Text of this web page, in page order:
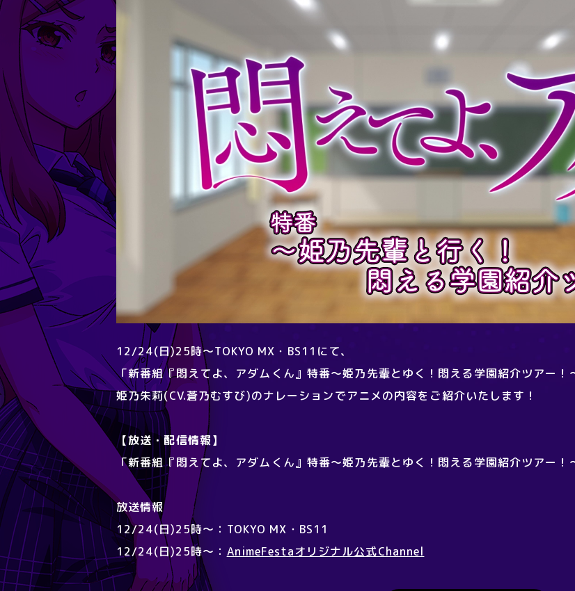
12/24(日)25時～TOKYO MX・BS11にて、
「新番組『悶えてよ、アダムくん』特番～姫乃先輩とゆく！悶える学園紹介ツアー！
姫乃朱莉(CV.蒼乃むすび)のナレーションでアニメの内容をご紹介いたします！
【放送・配信情報】
「新番組『悶えてよ、アダムくん』特番～姫乃先輩とゆく！悶える学園紹介ツアー！
放送情報
12/24(日)25時～：TOKYO MX・BS11
12/24(日)25時～： AnimeFestaオリジナル公式Channel